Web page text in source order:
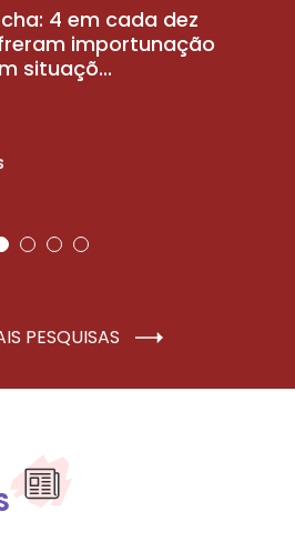
4 em cada dez
importunação
situaçõ...
PESQUISAS